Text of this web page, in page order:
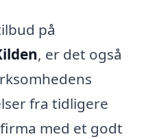
på
, er det også
fra tidligere
med et godt